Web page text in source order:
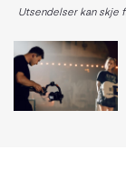
Utsendelser kan skje